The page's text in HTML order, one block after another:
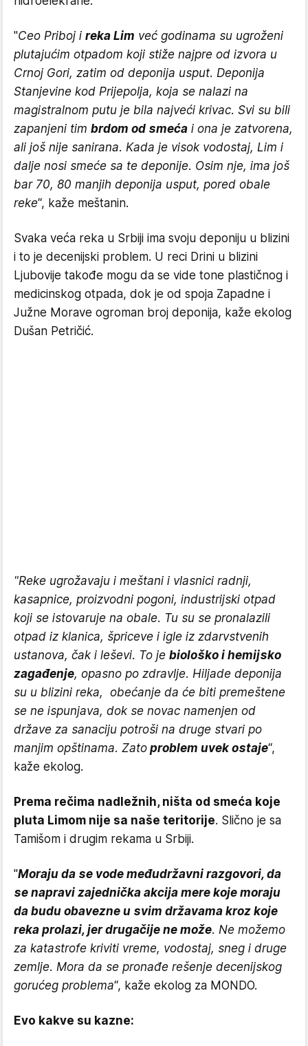
"Ceo Priboj i reka Lim već godinama su ugroženi
plutajućim otpadom koji stiže najpre od izvora u
Crnoj Gori, zatim od deponija usput. Deponija
Stanjevine kod Prijepolja, koja se nalazi na
magistralnom putu je bila najveći krivac. Svi su bili
zapanjeni tim brdom od smeća i ona je zatvorena,
ali još nije sanirana. Kada je visok vodostaj, Lim i
dalje nosi smeće sa te deponije. Osim nje, ima još
bar 70, 80 manjih deponija usput, pored obale
reke“, kaže meštanin.
Svaka veća reka u Srbiji ima svoju deponiju u blizini
i to je decenijski problem. U reci Drini u blizini
Ljubovije takođe mogu da se vide tone plastičnog i
medicinskog otpada, dok je od spoja Zapadne i
Južne Morave ogroman broj deponija, kaže ekolog
Dušan Petričić.
"Reke ugrožavaju i meštani i vlasnici radnji,
kasapnice, proizvodni pogoni, industrijski otpad
koji se istovaruje na obale. Tu su se pronalazili
otpad iz klanica, špriceve i igle iz zdarvstvenih
ustanova, čak i leševi. To je biološko i hemijsko
zagađenje, opasno po zdravlje. Hiljade deponija
su u blizini reka, obećanje da će biti premeštene
se ne ispunjava, dok se novac namenjen od
države za sanaciju potroši na druge stvari po
manjim opštinama. Zato problem uvek ostaje“,
kaže ekolog.
Prema rečima nadležnih, ništa od smeća koje
pluta Limom nije sa naše teritorije. Slično je sa
Tamišom i drugim rekama u Srbiji.
"Moraju da se vode međudržavni razgovori, da
se napravi zajednička akcija mere koje moraju
da budu obavezne u svim državama kroz koje
reka prolazi, jer drugačije ne može. Ne možemo
za katastrofe kriviti vreme, vodostaj, sneg i druge
zemlje. Mora da se pronađe rešenje decenijskog
gorućeg problema“, kaže ekolog za MONDO.
Evo kakve su kazne: